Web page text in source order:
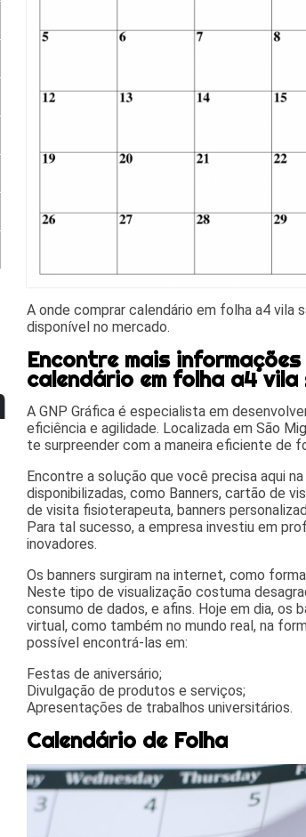
A onde comprar calendário em folha a4
disponível no mercado.
Encontre mais
calendário em folha a4
A GNP Gráfica é especialista em
eficiência e agilidade. Localizada em São
te surpreender com a maneira eficiente de
Encontre a solução que você precisa aqui
disponibilizadas, como Banners, cartão de
de visita fisioterapeuta, banners
Para tal sucesso, a empresa investiu em
inovadores.
Os banners surgiram na internet, como
Neste tipo de visualização costuma
consumo de dados, e afins. Hoje em dia, os
virtual, como também no mundo real, na
possível encontrá-las em:
Festas de aniversário;
Divulgação de produtos e serviços;
Apresentações de trabalhos universitários.
Calendário de Folha